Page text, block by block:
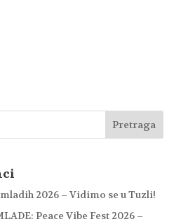
2026 – Vidimo se u Tuzli!
Peace Vibe Fest 2026 –